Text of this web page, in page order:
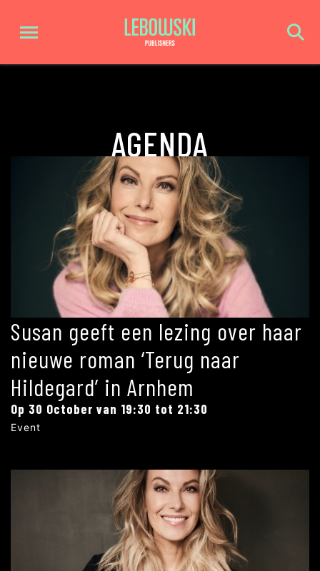
AGENDA
Susan geeft een lezing over haar
nieuwe roman ‘Terug naar
Hildegard’ in Arnhem
Op 30 October van 19:30 tot 21:30
Event